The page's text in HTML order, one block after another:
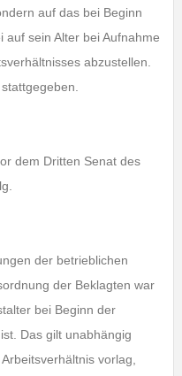
auf das bei Beginn
auf sein Alter bei Aufnahme
abzustellen.
dem Dritten Senat des
der betrieblichen
der Beklagten war
bei Beginn der
Das gilt unabhängig
vorlag,